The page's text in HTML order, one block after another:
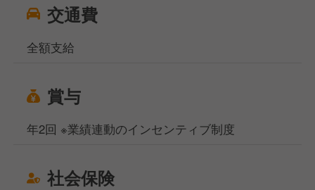
交通費
全額支給
賞与
年2回 ※業績連動のインセンティブ制度
社会保険